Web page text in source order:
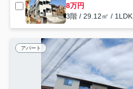
8万円
3階 / 29.12㎡ / 1LDK
アパート